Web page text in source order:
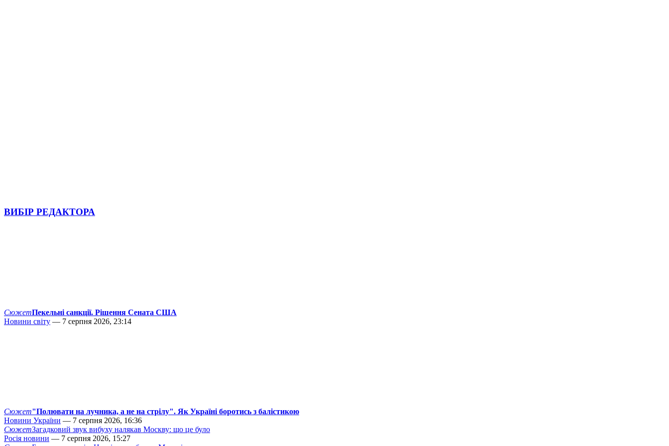
ВИБІР РЕДАКТОРА
СюжетПекельні санкції. Рішення Сената США
Новини світу — 7 серпня 2026, 23:14
Сюжет"Полювати на лучника, а не на стрілу". Як Україні боротись з балістикою
Новини України — 7 серпня 2026, 16:36
СюжетЗагадковий звук вибуху налякав Москву: що це було
Росія новини — 7 серпня 2026, 15:27